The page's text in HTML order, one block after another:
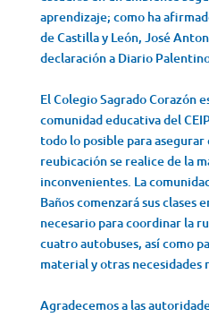
aprendizaje; como ha
de Castilla y León, José
declaración a Diario
El Colegio Sagrado Corazón
comunidad educativa del
todo lo posible para
reubicación se realice de la
inconvenientes. La
Baños comenzará sus clases
necesario para coordinar la
cuatro autobuses, así como
material y otras necesidades
Agradecemos a las